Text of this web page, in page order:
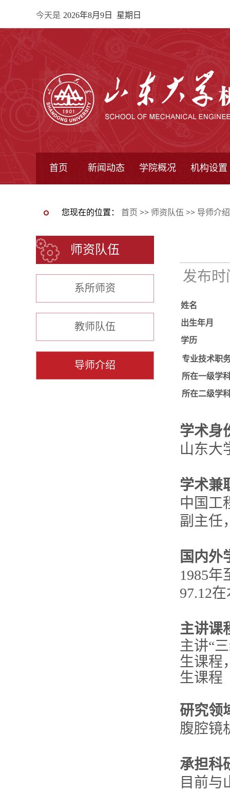
今天是 2026年8月9日 星期日
首页 新闻动态 学院概况 机构设置
您现在的位置： 首页 >> 师资队伍 >> 导师介绍
师资队伍
系所师资
教师队伍
导师介绍
发布
姓名
出生年月
学历
专业技术职
所在一级学
所在二级学
学术身
山东大
学术兼
中国工
副主任
国内外
1985年
97.12
主讲课
主讲“
生课程
生课程
研究领
腹腔镜
承担科
目前与